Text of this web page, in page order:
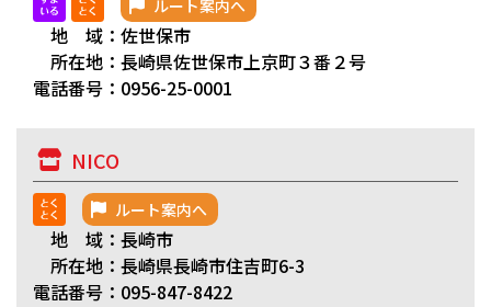
ルート案内へ
地 域：佐世保市
所在地：長崎県佐世保市上京町３番２号
電話番号：0956-25-0001
NICO
ルート案内へ
地 域：長崎市
所在地：長崎県長崎市住吉町6-3
電話番号：095-847-8422